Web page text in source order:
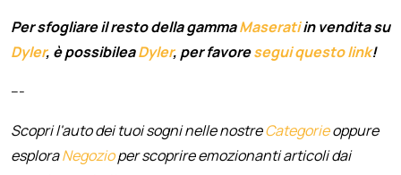
Per sfogliare il resto della gammaMaseratiin vendita su
Dyler, è possibileaDyler, per favoresegui questo link!
---
Scopri l'auto dei tuoi sogni nelle nostreCategorieoppure
esploraNegozioper scoprire emozionanti articoli dai